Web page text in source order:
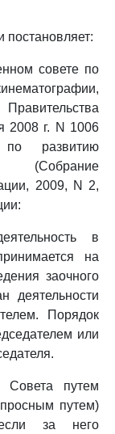
постановляет:
совете по
2008 г. N 1006
по развитию
(Собрание
2009, N 2,
в
на
заочного
деятельности
Порядок
или
Совета путем
путем)
за него